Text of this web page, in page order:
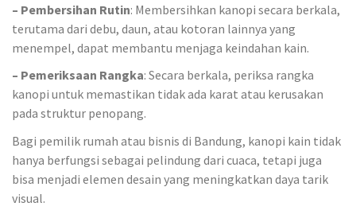
– Pembersihan Rutin: Membersihkan kanopi secara berkala,
terutama dari debu, daun, atau kotoran lainnya yang
menempel, dapat membantu menjaga keindahan kain.
– Pemeriksaan Rangka: Secara berkala, periksa rangka
kanopi untuk memastikan tidak ada karat atau kerusakan
pada struktur penopang.
Bagi pemilik rumah atau bisnis di Bandung, kanopi kain tidak
hanya berfungsi sebagai pelindung dari cuaca, tetapi juga
bisa menjadi elemen desain yang meningkatkan daya tarik
visual.